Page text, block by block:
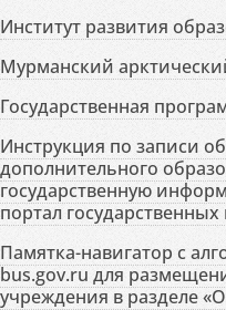
Институт развития
Мурманский
Государственная
Инструкция по записи
дополнительного
государственную
портал
Памятка-навигатор с
bus.gov.ru для
учреждения в разделе